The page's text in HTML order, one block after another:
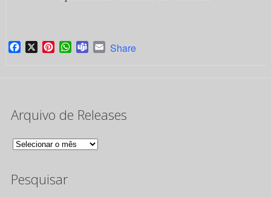
Facebook
X PinterestWhatsApp
TeamsEmail
Share
Arquivo de Releases
Arquivo
Releases
Pesquisar